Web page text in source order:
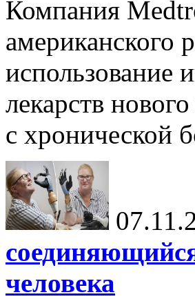
Компания
американского
использование
лекарств
с хронической
человека